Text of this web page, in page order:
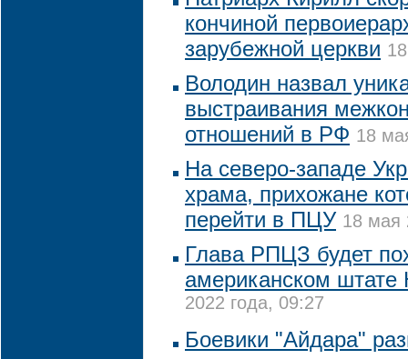
кончиной
зарубежной церкви
Володин назвал
выстраивания
отношений в РФ 18
На северо-западе
храма, прихожане
перейти в ПЦУ 18 мая
Глава РПЦЗ будет
американском
2022 года, 09:27
Боевики "Айдара"